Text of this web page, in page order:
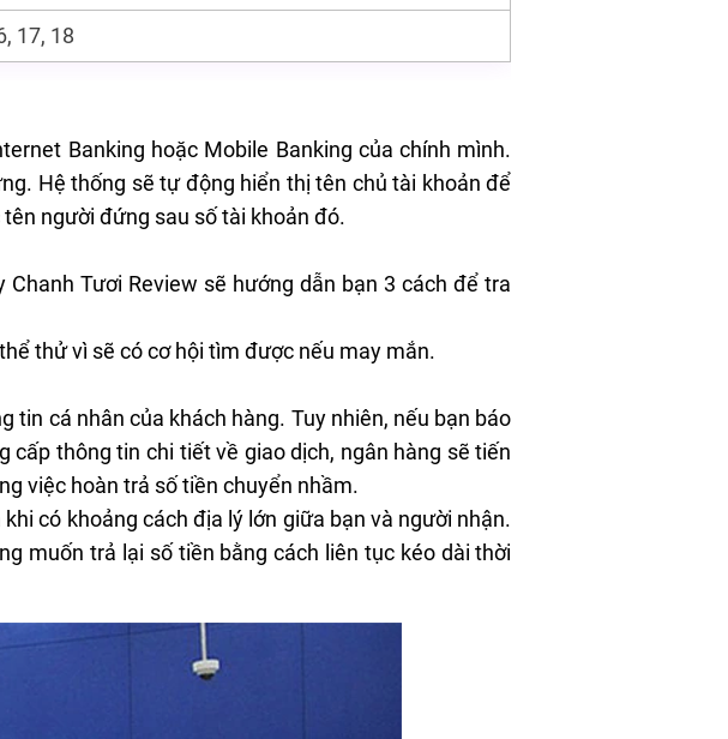
17, 18
Banking hoặc Mobile Banking của chính mình.
Hệ thống sẽ tự động hiển thị tên chủ tài khoản để
người đứng sau số tài khoản đó.
Tươi Review sẽ hướng dẫn bạn 3 cách đểtra
thử vì sẽ có cơ hội tìm được nếu may mắn.
tin cá nhân của khách hàng. Tuy nhiên, nếu bạn báo
thông tin chi tiết về giao dịch, ngân hàng sẽ tiến
việc hoàn trả số tiền chuyển nhầm.
có khoảng cách địa lý lớn giữa bạn và người nhận.
muốn trả lại số tiền bằng cách liên tục kéo dài thời